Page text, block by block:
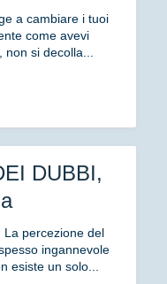
a cambiare i tuoi
come avevi
non si decolla...
DUBBI,
La percezione del
ingannevole
esiste un solo...